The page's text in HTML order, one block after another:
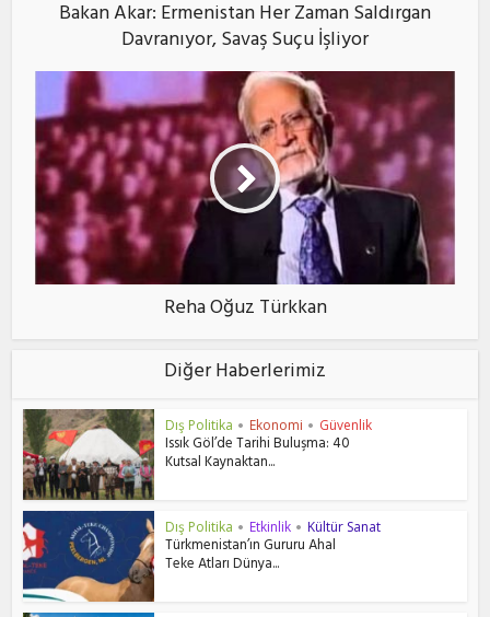
Bakan Akar: Ermenistan Her Zaman Saldırgan
Davranıyor, Savaş Suçu İşliyor
Reha Oğuz Türkkan
Diğer Haberlerimiz
Dış Politika • Ekonomi • Güvenlik
Issık Göl’de Tarihi Buluşma: 40
Kutsal Kaynaktan...
Dış Politika • Etkinlik • Kültür Sanat
Türkmenistan’ın Gururu Ahal
Teke Atları Dünya...